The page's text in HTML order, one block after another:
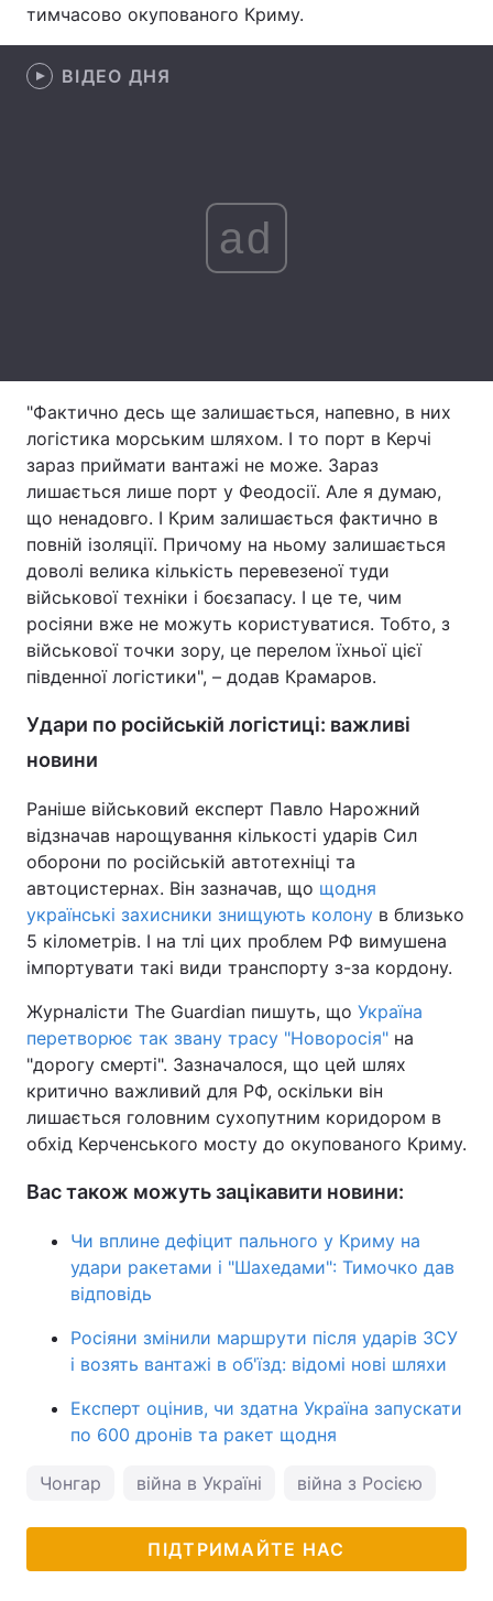
Відео з Youtube Статті
Інтерв'ю
Тема оформлення
тимчасово окупованого Криму.
ВІДЕО ДНЯ
ad
"Фактично десь ще залишається, напевно, в них
логістика морським шляхом. І то порт в Керчі
зараз приймати вантажі не може. Зараз
лишається лише порт у Феодосії. Але я думаю,
що ненадовго. І Крим залишається фактично в
повній ізоляції. Причому на ньому залишається
доволі велика кількість перевезеної туди
військової техніки і боєзапасу. І це те, чим
росіяни вже не можуть користуватися. Тобто, з
військової точки зору, це перелом їхньої цієї
південної логістики", – додав Крамаров.
Удари по російській логістиці: важливі
новини
Раніше військовий експерт Павло Нарожний
відзначав нарощування кількості ударів Сил
оборони по російській автотехніці та
автоцистернах. Він зазначав, що щодня
українські захисники знищують колону в близько
5 кілометрів. І на тлі цих проблем РФ вимушена
імпортувати такі види транспорту з-за кордону.
Журналісти The Guardian пишуть, що Україна
перетворює так звану трасу "Новоросія" на
"дорогу смерті". Зазначалося, що цей шлях
критично важливий для РФ, оскільки він
лишається головним сухопутним коридором в
обхід Керченського мосту до окупованого Криму.
Вас також можуть зацікавити новини:
Чи вплине дефіцит пального у Криму на
удари ракетами і "Шахедами": Тимочко дав
відповідь
Росіяни змінили маршрути після ударів ЗСУ
і возять вантажі в об'їзд: відомі нові шляхи
Експерт оцінив, чи здатна Україна запускати
по 600 дронів та ракет щодня
Чонгар війна в Україні війна з Росією
ПІДТРИМАЙТЕ НАС